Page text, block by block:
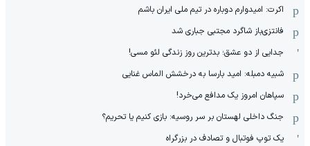
اکرت: امیدوارم دوباره در تیم ملی ایران باشم
فانتزی‌باز شاگرد مجتبی جباری شد
جدایی از دو عشق؛ بدترین روز زندگی لئو مسی!
شبیه دمبله: امید بارسا به درخشش الماس غنایی
سپاهان امروز یک مدافع می‌خرد!
جنگ داخلی لهستان بر سر روسیه: بازی کنیم یا تحریم؟
یک توپ فوتبال و تصادف در بزرگراه